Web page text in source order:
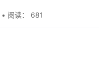
• 阅读： 681